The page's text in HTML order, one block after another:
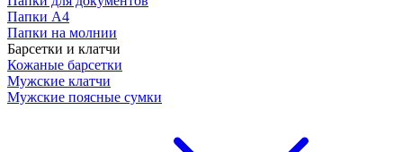
Папки А4
Папки на молнии
Барсетки и клатчи
Кожаные барсетки
Мужские клатчи
Мужские поясные сумки